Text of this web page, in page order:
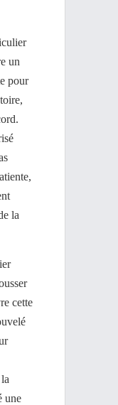
un
pour
la
cette
une